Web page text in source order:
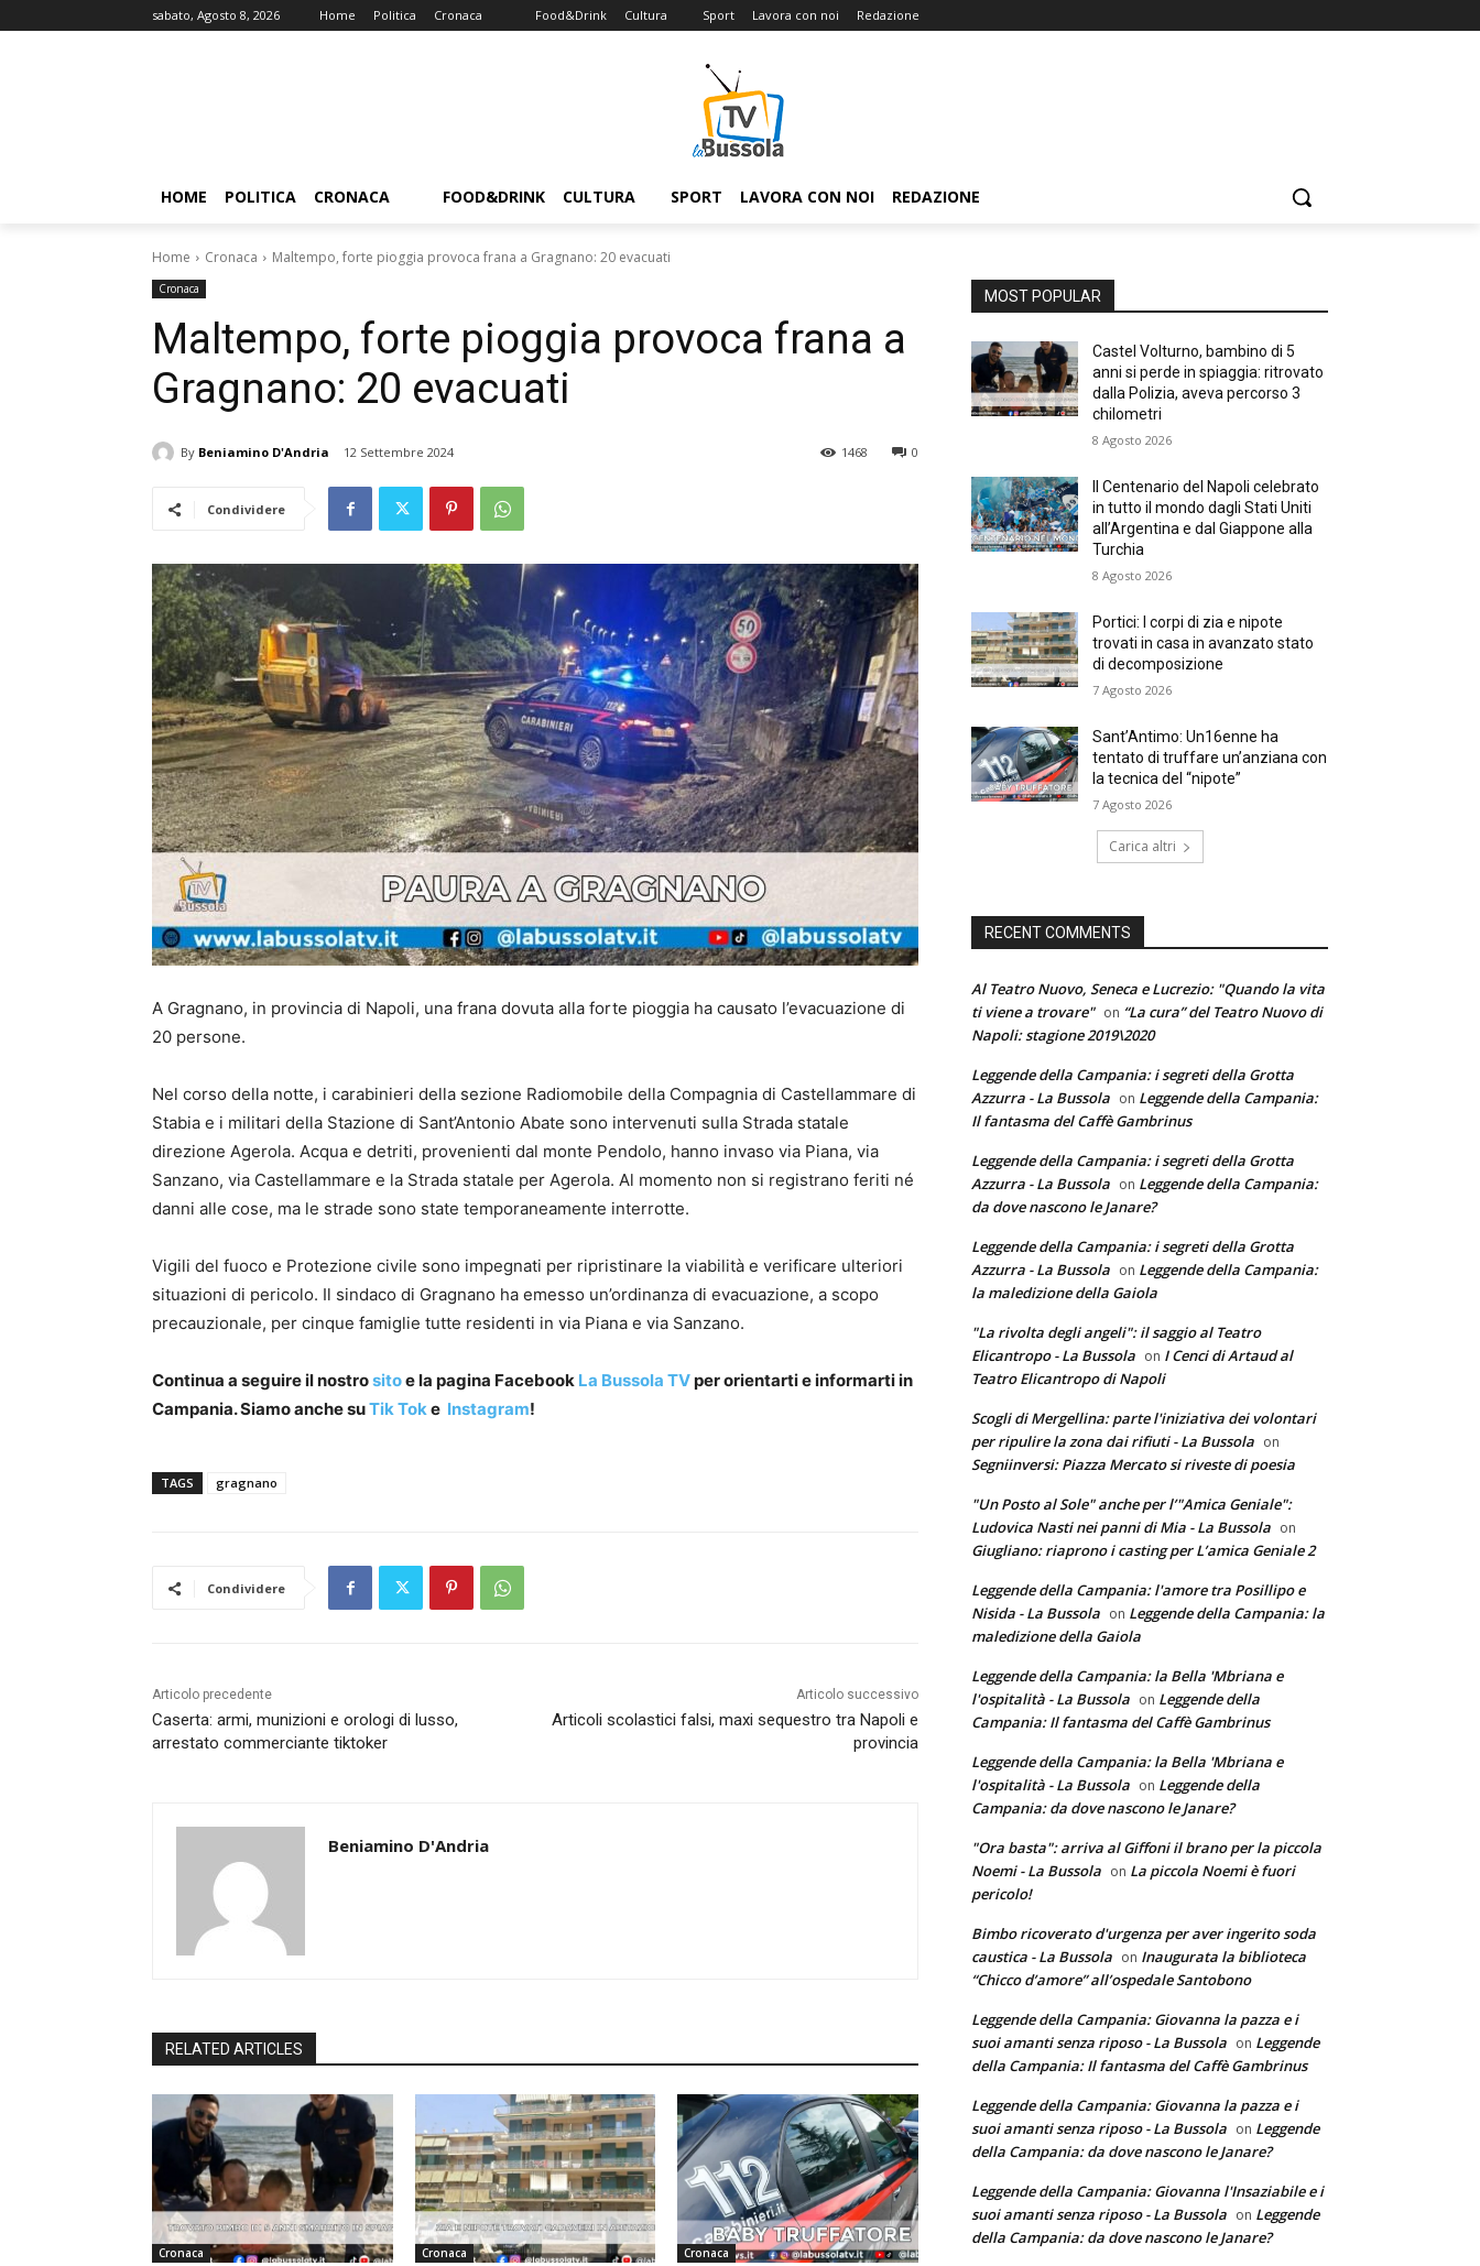
sabato, Agosto 8, 2026 Home Politica Cronaca Food&Drink Cultura Sport Lavora con noi Redazione
HOME POLITICA CRONACA FOOD&DRINK CULTURA SPORT LAVORA CON NOI REDAZIONE
Home Cronaca Maltempo, forte pioggia provoca frana a Gragnano: 20 evacuati
Cronaca
Maltempo, forte pioggia provoca frana a
Gragnano: 20 evacuati
By Beniamino D'Andria 12 Settembre 2024 0
1468
Condividere
A Gragnano, in provincia di Napoli, una frana dovuta alla forte pioggia ha causato l’evacuazione di
20 persone.
Nel corso della notte, i carabinieri della sezione Radiomobile della Compagnia di Castellammare di
Stabia e i militari della Stazione di Sant’Antonio Abate sono intervenuti sulla Strada statale
direzione Agerola. Acqua e detriti, provenienti dal monte Pendolo, hanno invaso via Piana, via
Sanzano, via Castellammare e la Strada statale per Agerola. Al momento non si registrano feriti né
danni alle cose, ma le strade sono state temporaneamente interrotte.
Vigili del fuoco e Protezione civile sono impegnati per ripristinare la viabilità e verificare ulteriori
situazioni di pericolo. Il sindaco di Gragnano ha emesso un’ordinanza di evacuazione, a scopo
precauzionale, per cinque famiglie tutte residenti in via Piana e via Sanzano.
Continua a seguire il nostrositoe la pagina Facebook La Bussola TVper orientarti e informarti in
Campania. Siamo anche suTik Toke Instagram!
TAGS gragnano
Condividere
Articolo precedente
Caserta: armi, munizioni e orologi di lusso,
arrestato commerciante tiktoker
Articolo successivo
Articoli scolastici falsi, maxi sequestro tra Napoli e
provincia
Beniamino D'Andria
RELATED ARTICLES
Cronaca Cronaca Cronaca
MOST POPULAR
Castel Volturno, bambino di 5
anni si perde in spiaggia: ritrovato
dalla Polizia, aveva percorso 3
chilometri
8 Agosto 2026
Il Centenario del Napoli celebrato
in tutto il mondo dagli Stati Uniti
all’Argentina e dal Giappone alla
Turchia
8 Agosto 2026
Portici: I corpi di zia e nipote
trovati in casa in avanzato stato
di decomposizione
7 Agosto 2026
Sant’Antimo: Un16enne ha
tentato di truffare un’anziana con
la tecnica del “nipote”
7 Agosto 2026
Carica altri
RECENT COMMENTS
Al Teatro Nuovo, Seneca e Lucrezio: "Quando la vita
ti viene a trovare" on “La cura” del Teatro Nuovo di
Napoli: stagione 2019\2020
Leggende della Campania: i segreti della Grotta
Azzurra - La Bussola on Leggende della Campania:
Il fantasma del Caffè Gambrinus
Leggende della Campania: i segreti della Grotta
Azzurra - La Bussola on Leggende della Campania:
da dove nascono le Janare?
Leggende della Campania: i segreti della Grotta
Azzurra - La Bussola on Leggende della Campania:
la maledizione della Gaiola
"La rivolta degli angeli": il saggio al Teatro
Elicantropo - La Bussola on I Cenci di Artaud al
Teatro Elicantropo di Napoli
Scogli di Mergellina: parte l'iniziativa dei volontari
per ripulire la zona dai rifiuti - La Bussola on
Segniinversi: Piazza Mercato si riveste di poesia
"Un Posto al Sole" anche per l’"Amica Geniale":
Ludovica Nasti nei panni di Mia - La Bussola on
Giugliano: riaprono i casting per L’amica Geniale 2
Leggende della Campania: l'amore tra Posillipo e
Nisida - La Bussola on Leggende della Campania: la
maledizione della Gaiola
Leggende della Campania: la Bella 'Mbriana e
l'ospitalità - La Bussola on Leggende della
Campania: Il fantasma del Caffè Gambrinus
Leggende della Campania: la Bella 'Mbriana e
l'ospitalità - La Bussola on Leggende della
Campania: da dove nascono le Janare?
"Ora basta": arriva al Giffoni il brano per la piccola
Noemi - La Bussola on La piccola Noemi è fuori
pericolo!
Bimbo ricoverato d'urgenza per aver ingerito soda
caustica - La Bussola on Inaugurata la biblioteca
“Chicco d’amore” all’ospedale Santobono
Leggende della Campania: Giovanna la pazza e i
suoi amanti senza riposo - La Bussola on Leggende
della Campania: Il fantasma del Caffè Gambrinus
Leggende della Campania: Giovanna la pazza e i
suoi amanti senza riposo - La Bussola on Leggende
della Campania: da dove nascono le Janare?
Leggende della Campania: Giovanna l'Insaziabile e i
suoi amanti senza riposo - La Bussola on Leggende
della Campania: da dove nascono le Janare?